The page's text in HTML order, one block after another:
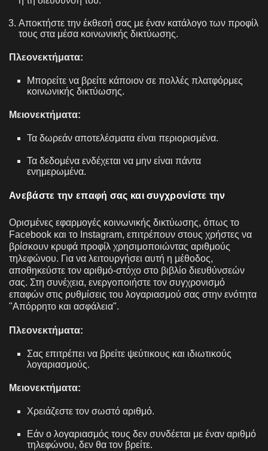
Αποκτήστε την έκθεσή σας με έναν κατάλογο των προφίλ
τους στα μέσα κοινωνικής δικτύωσης.
Πλεονεκτήματα:
Μπορείτε να βρείτε κάποιον σε πολλές πλατφόρμες
κοινωνικής δικτύωσης.
Μειονεκτήματα:
Τα δωρεάν αποτελέσματα είναι περιορισμένα.
Τα δεδομένα ενδέχεται να μην είναι πάντα
ενημερωμένα.
Ανεβάστε την επαφή σας και συγχρονίστε την
Ορισμένες εφαρμογές κοινωνικής δικτύωσης, όπως το
Facebook και το Instagram, επιτρέπουν στους χρήστες να
βρίσκουν κρυφά προφίλ χρησιμοποιώντας αριθμούς
τηλεφώνου. Για να λειτουργήσει αυτή η μέθοδος,
αποθηκεύστε τον αριθμό-στόχο στο βιβλίο διευθύνσεών
σας. Στη συνέχεια, ενεργοποιήστε τον συγχρονισμό
επαφών στις ρυθμίσεις του λογαριασμού σας στην ενότητα
"Απόρρητο και ασφάλεια".
Πλεονεκτήματα:
Σας επιτρέπει να βρείτε ψεύτικους και ιδιωτικούς
λογαριασμούς.
Μειονεκτήματα:
Χρειάζεστε τον σωστό αριθμό.
Εάν ο λογαριασμός τους δεν συνδέεται με έναν αριθμό
τηλεφώνου, δεν θα τον βρείτε.